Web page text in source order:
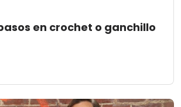
en crochet o ganchillo